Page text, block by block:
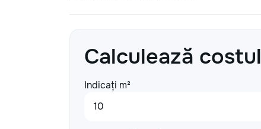
Calculează costul
Indicați m²